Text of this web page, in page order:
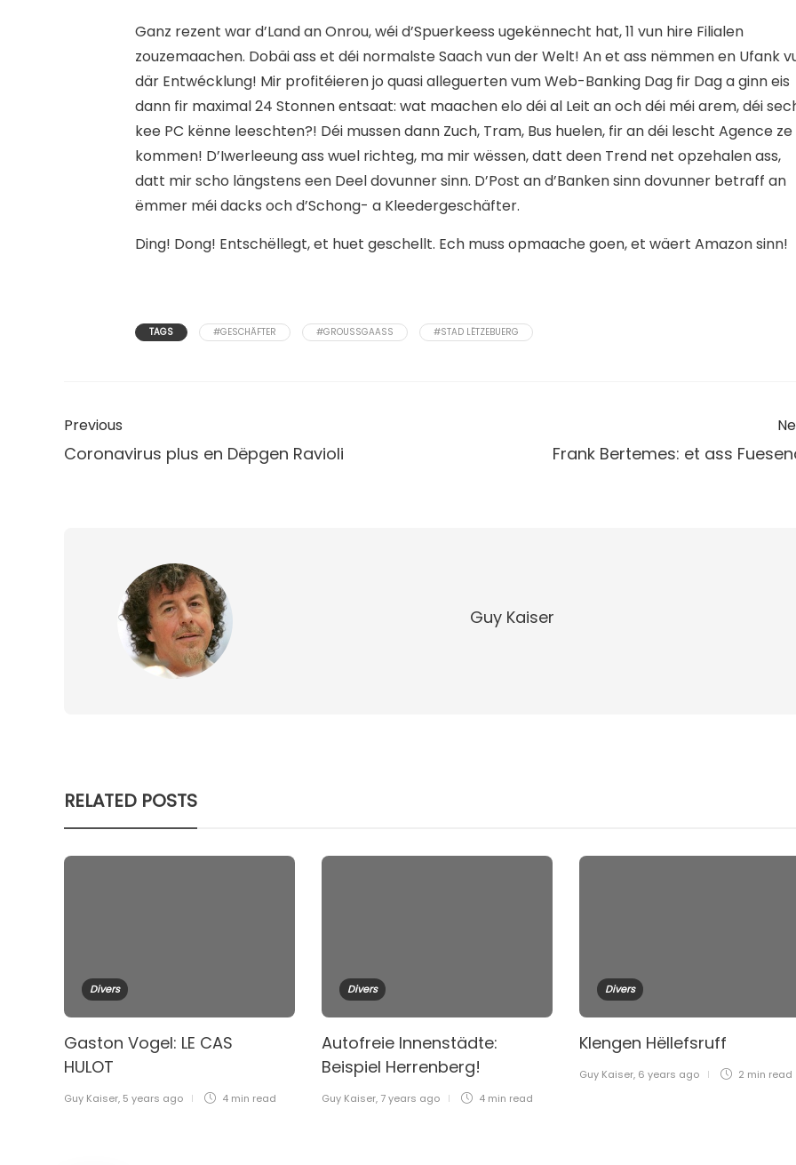
Ganz rezent war d’Land an Onrou, wéi d’Spuerkeess ugekënnecht hat, 11 vun hire Filialen
zouzemaachen. Dobäi ass et déi normalste Saach vun der Welt! An et ass nëmmen en Ufank
där Entwécklung! Mir profitéieren jo quasi alleguerten vum Web-Banking Dag fir Dag a ginn eis
dann fir maximal 24 Stonnen entsaat: wat maachen elo déi al Leit an och déi méi arem, déi
kee PC kënne leeschten?! Déi mussen dann Zuch, Tram, Bus huelen, fir an déi lescht Agence ze
kommen! D’Iwerleeung ass wuel richteg, ma mir wëssen, datt deen Trend net opzehalen ass,
datt mir scho längstens een Deel dovunner sinn. D’Post an d’Banken sinn dovunner betraff an
ëmmer méi dacks och d’Schong- a Kleedergeschäfter.
Ding! Dong! Entschëllegt, et huet geschellt. Ech muss opmaache goen, et wäert Amazon sinn!
TAGS #GESCHÄFTER #GROUSSGAASS #STAD LËTZEBUERG
Previous
Coronavirus plus en Dëpgen Ravioli Frank Bertemes: et ass
Guy Kaiser
RELATED POSTS
Divers
Gaston Vogel: LE CAS
HULOT
Guy Kaiser, 5 years ago 4 min read
Divers
Autofreie Innenstädte:
Beispiel Herrenberg!
Guy Kaiser, 7 years ago 4 min read
Divers
Klengen Hëllefsruff
Guy Kaiser, 6 years ago 2 min read